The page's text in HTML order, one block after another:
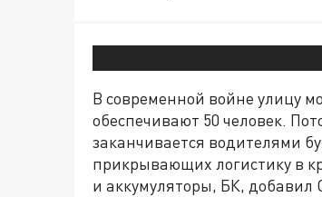
В современной войне улицу
обеспечивают 50 человек.
заканчивается водителями
прикрывающих логистику в
и аккумуляторы, БК, добавил